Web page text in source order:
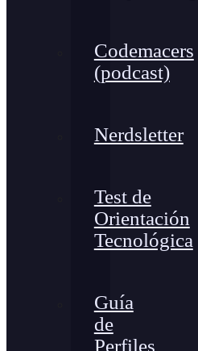
Codemacers
(podcast)
Nerdsletter
Test de
Orientación
Tecnológica
Guía
de
Perfiles